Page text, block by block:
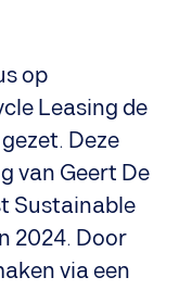
op
Leasing de
Deze
van Geert De
Sustainable
2024. Door
via een